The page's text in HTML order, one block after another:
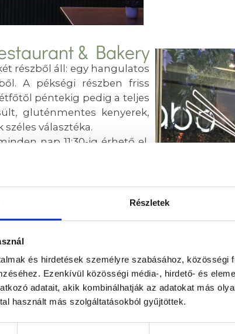
Részletek
és hirdetések személyre szabásához, közösségi
Ezenkívül közösségi média-, hirdető- és
adatait, akik kombinálhatják az adatokat más
használt más szolgáltatásokból gyűjtöttek.
& Bakery
részből áll: egy hangulatos
A pékségi részben friss
péntekig pedig a teljes
gluténmentes kenyerek,
széles választéka.
nap 11:30-ig érhető el,
gazdag kínálatából
levesek, bowlok,
és vegetáriánus főételek,
szerepelnek. Hétfőtől
is bővül a választék,
közül lehet válogatni.
között a pisztáciás
teriyaki tonhalsteak, a házi
burgerünk is, amelyek a
elemei.